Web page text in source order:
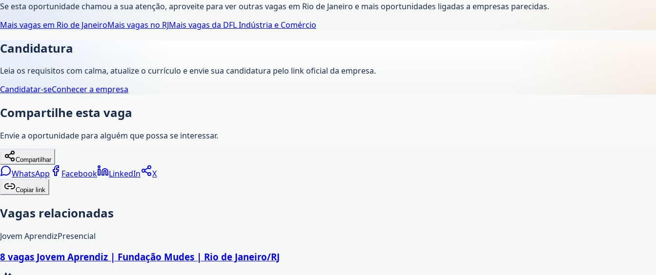
Se esta oportunidade chamou a sua atenção, aproveite para ver outras vagas em Rio de Janeiro e mais oportunidades ligadas a empresas parecidas.
Mais vagas em Rio de JaneiroMais vagas no RJMais vagas da DFL Indústria e Comércio
Candidatura
Leia os requisitos com calma, atualize o currículo e envie sua candidatura pelo link oficial da empresa.
Candidatar-seConhecer a empresa
Compartilhe esta vaga
Envie a oportunidade para alguém que possa se interessar.
Compartilhar
WhatsApp Facebook LinkedIn X
Copiar link
Vagas relacionadas
Jovem AprendizPresencial
8 vagas Jovem Aprendiz | Fundação Mudes | Rio de Janeiro/RJ